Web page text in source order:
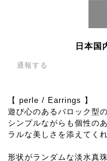
日本国
通報する
【 perle / Earrings 】
遊び心のあるバロック型
シンプルながらも個性の
ラルな美しさを添えてく
形状がランダムな淡水真